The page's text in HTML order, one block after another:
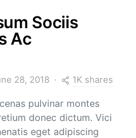
Sociis
Ac
28, 2018 1K shares
pulvinar montes
donec dictum. Vici
eget adipiscing